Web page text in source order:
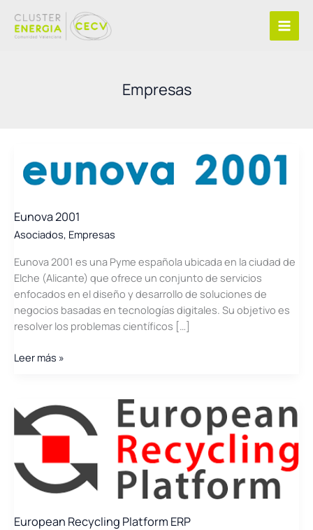
contenido
Empresas
Eunova 2001
Asociados, Empresas
Eunova 2001 es una Pyme española ubicada en la ciudad de
Elche (Alicante) que ofrece un conjunto de servicios
enfocados en el diseño y desarrollo de soluciones de
negocios basadas en tecnologías digitales. Su objetivo es
resolver los problemas científicos […]
Eunova
Leer más »
European Recycling Platform ERP